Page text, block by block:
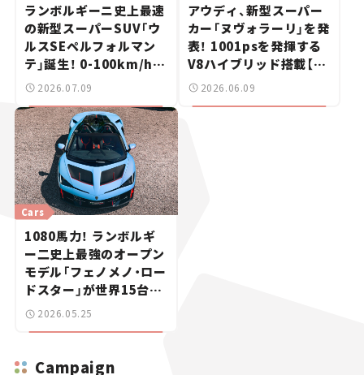
ランボルギーニ史上最速
の新型スーパーSUV「ウ
ルスSEペルフォルマン
テ」誕生！ 0-100km/hは
3.3秒【新車ニュース】
2026.07.09
アウディ、新型スーパー
カー「ヌヴォラーリ」を発
表！ 1001psを発揮する
V8ハイブリッド搭載【新
車ニュース】
2026.06.09
Cars
1080馬力！ ランボルギ
ー二史上最強のオープン
モデル「フェノメノ・ロー
ドスター」が世界15台限
定で登場【新車ニュース】
2026.05.25
Campaign